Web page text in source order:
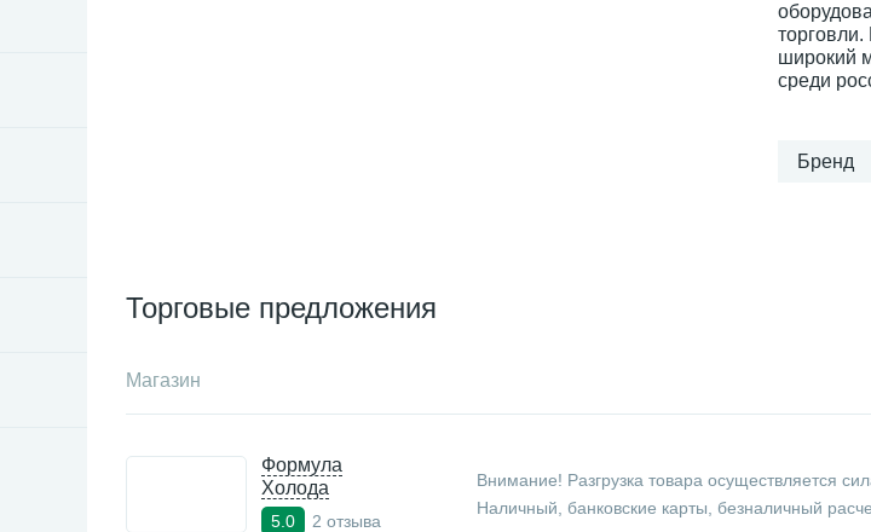
широкий
среди
Бренд
Торговые предложения
Магазин
Формула
Холода
5.0 2 отзыва
Внимание! Разгрузка товара осуществляется
Наличный, банковские карты, безналичный